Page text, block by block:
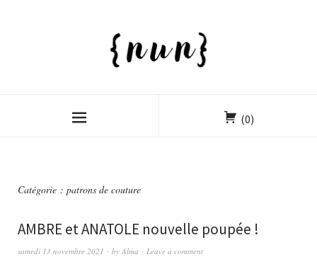
(0)
Catégorie : patrons de couture
AMBRE et ANATOLE nouvelle poupée !
samedi 13 novembre 2021 by Alma Leave a comment